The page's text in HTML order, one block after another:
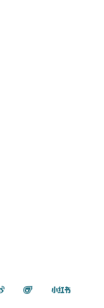
微博 飞猪 小红书